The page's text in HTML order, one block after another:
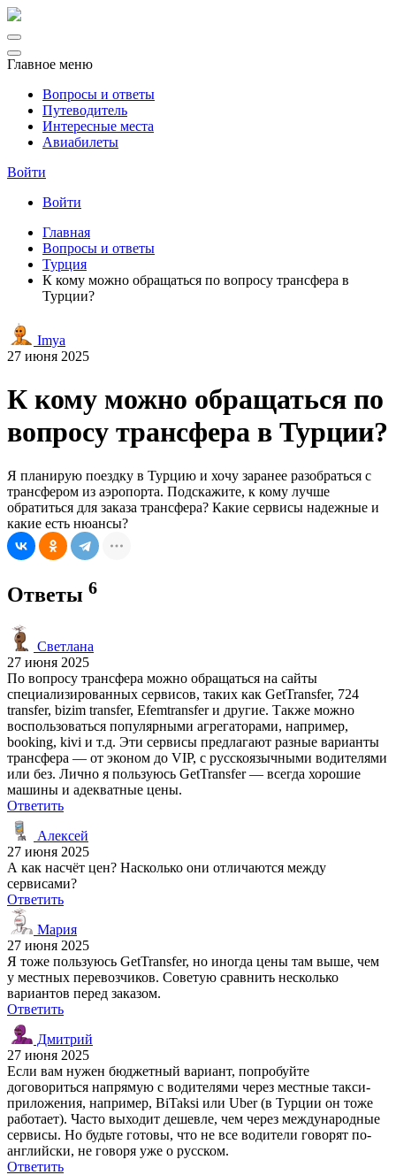
Главное меню
Вопросы и ответы
Путеводитель
Интересные места
Авиабилеты
Войти
Войти
Главная
Вопросы и ответы
Турция
К кому можно обращаться по вопросу трансфера в
Турции?
Imya
27 июня 2025
К кому можно обращаться по
вопросу трансфера в Турции?
Я планирую поездку в Турцию и хочу заранее разобраться с
трансфером из аэропорта. Подскажите, к кому лучше
обратиться для заказа трансфера? Какие сервисы надежные и
какие есть нюансы?
Ответы 6
Светлана
27 июня 2025
По вопросу трансфера можно обращаться на сайты
специализированных сервисов, таких как GetTransfer, 724
transfer, bizim transfer, Efemtransfer и другие. Также можно
воспользоваться популярными агрегаторами, например,
booking, kivi и т.д. Эти сервисы предлагают разные варианты
трансфера — от эконом до VIP, с русскоязычными водителями
или без. Лично я пользуюсь GetTransfer — всегда хорошие
машины и адекватные цены.
Ответить
Алексей
27 июня 2025
А как насчёт цен? Насколько они отличаются между
сервисами?
Ответить
Мария
27 июня 2025
Я тоже пользуюсь GetTransfer, но иногда цены там выше, чем
у местных перевозчиков. Советую сравнить несколько
вариантов перед заказом.
Ответить
Дмитрий
27 июня 2025
Если вам нужен бюджетный вариант, попробуйте
договориться напрямую с водителями через местные такси-
приложения, например, BiTaksi или Uber (в Турции он тоже
работает). Часто выходит дешевле, чем через международные
сервисы. Но будьте готовы, что не все водители говорят по-
английски, не говоря уже о русском.
Ответить